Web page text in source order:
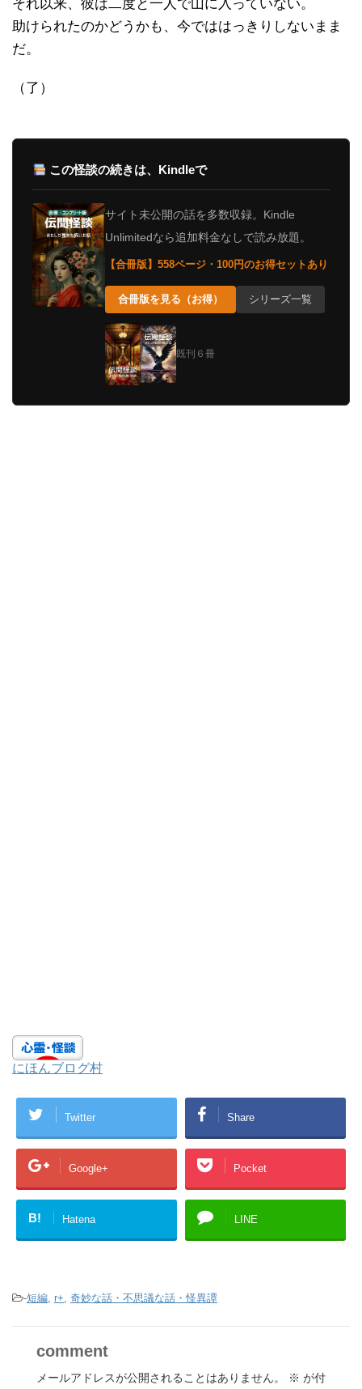
それ以来、彼は二度と一人で山に入っていない。
助けられたのかどうかも、今でははっきりしないまま
だ。
（了）
この怪談の続きは、Kindleで
サイト未公開の話を多数収録。Kindle
Unlimitedなら追加料金なしで読み放題。
【合冊版】558ページ・100円のお得セットあり
合冊版を見る（お得） シリーズ一覧
既刊６冊
にほんブログ村
Twitter Share
Google+ Pocket
B! Hatena LINE
-短編, r+, 奇妙な話・不思議な話・怪異譚
comment
メールアドレスが公開されることはありません。 ※ が付